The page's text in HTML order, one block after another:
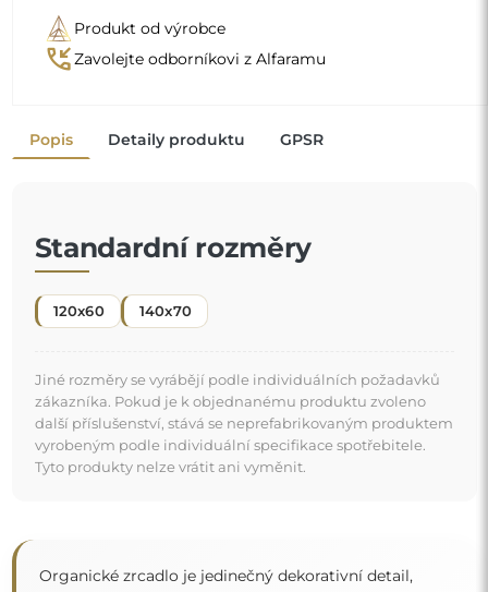
Produkt od výrobce
phone_callbackZavolejte odborníkovi z Alfaramu
Popis Detaily produktu GPSR
Standardní rozměry
120x60 140x70
Jiné rozměry se vyrábějí podle individuálních požadavků
zákazníka. Pokud je k objednanému produktu zvoleno
další příslušenství, stává se neprefabrikovaným produktem
vyrobeným podle individuální specifikace spotřebitele.
Tyto produkty nelze vrátit ani vyměnit.
Organické zrcadlo je jedinečný dekorativní detail,